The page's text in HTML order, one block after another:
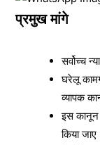
प्रमुख मांगे
सर्वोच्च
घरेलू
व्यापक
इस कानून
किया